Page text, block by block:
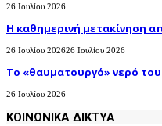
26 Ιουλίου 2026
H καθημερινή μετακίνηση
26 Ιουλίου 202626 Ιουλίου 2026
Το «θαυματουργό» νερό
26 Ιουλίου 2026
ΚΟΙΝΩΝΙΚΑ ΔΙΚΤΥΑ